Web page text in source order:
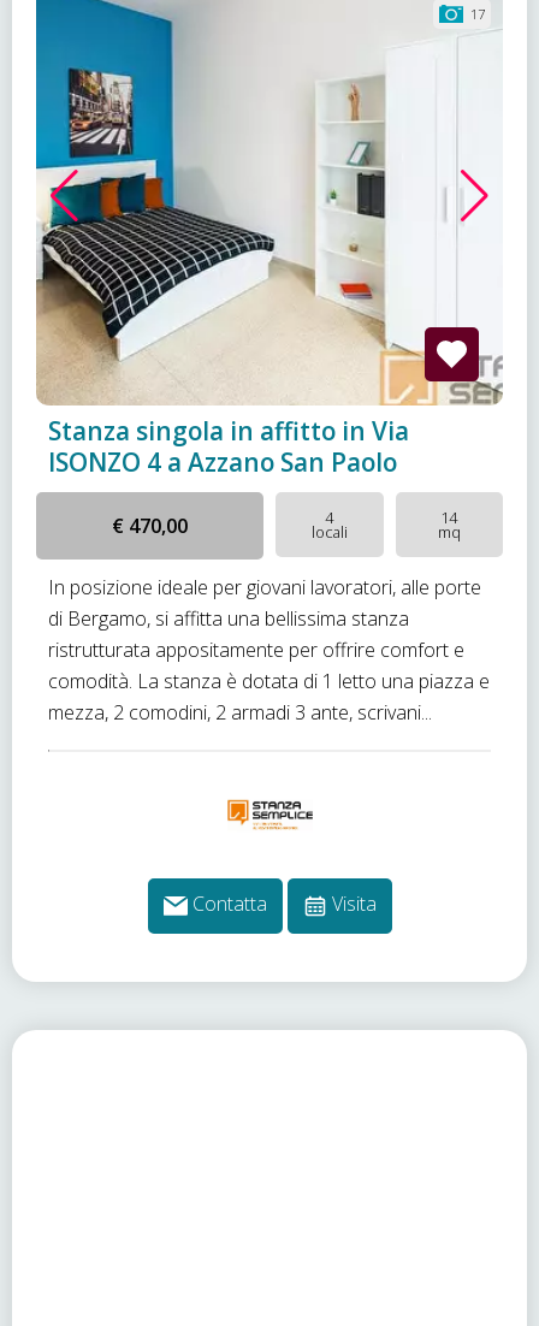
17
Stanza singola in affitto in Via
ISONZO 4 a Azzano San Paolo
€ 470,00 4
locali
14
mq
In posizione ideale per giovani lavoratori, alle porte
di Bergamo, si affitta una bellissima stanza
ristrutturata appositamente per offrire comfort e
comodità. La stanza è dotata di 1 letto una piazza e
mezza, 2 comodini, 2 armadi 3 ante, scrivani...
Contatta Visita